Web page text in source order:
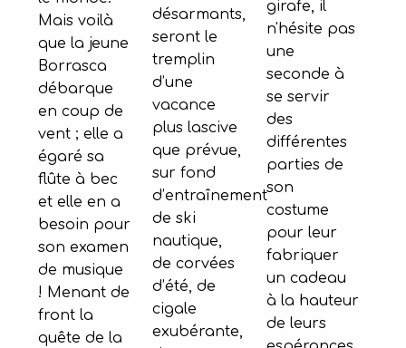
Mais voilà
que la jeune
Borrasca
débarque
en coup de
vent ; elle a
égaré sa
flûte à bec
et elle en a
besoin pour
son examen
de musique
! Menant de
front la
quête de la
désarmants,
seront le
tremplin
d’une
vacance
plus lascive
que prévue,
sur fond
d’entraînement
de ski
nautique,
de corvées
d’été, de
cigale
exubérante,
girafe, il
n'hésite pas
une
seconde à
se servir
des
différentes
parties de
son
costume
pour leur
fabriquer
un cadeau
à la hauteur
de leurs